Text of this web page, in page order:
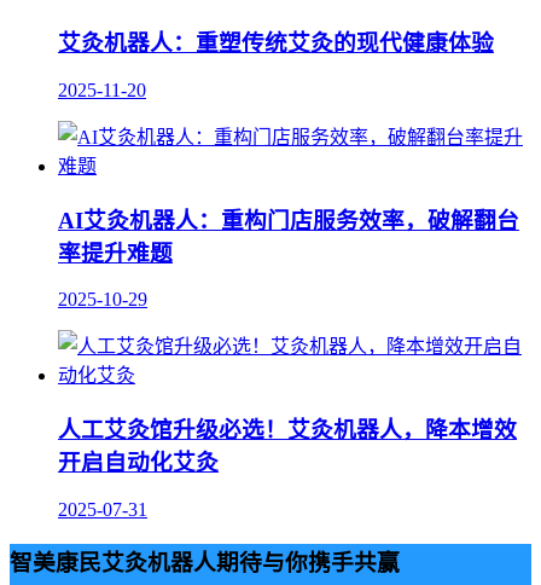
艾灸机器人：重塑传统艾灸的现代健康体验
2025-11-20
AI艾灸机器人：重构门店服务效率，破解翻台
率提升难题
2025-10-29
人工艾灸馆升级必选！艾灸机器人，降本增效
开启自动化艾灸
2025-07-31
智美康民艾灸机器人期待与你携手共赢